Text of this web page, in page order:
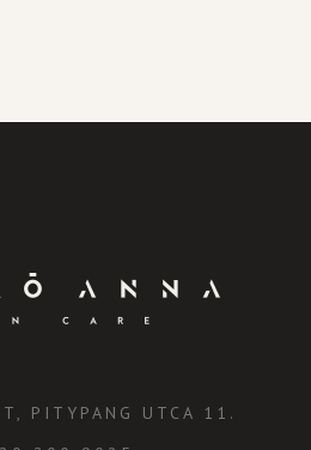
PITYPANG UTCA 11.